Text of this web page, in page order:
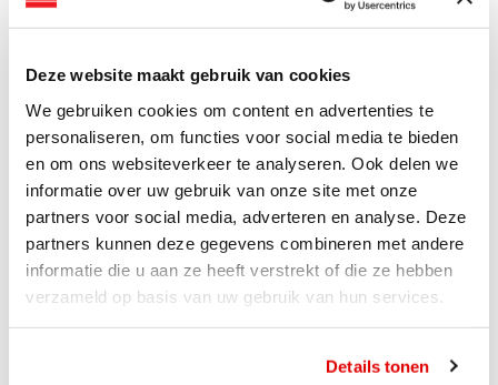
Deze website maakt gebruik van cookies
We gebruiken cookies om content en advertenties te
personaliseren, om functies voor social media te bieden
en om ons websiteverkeer te analyseren. Ook delen we
informatie over uw gebruik van onze site met onze
partners voor social media, adverteren en analyse. Deze
partners kunnen deze gegevens combineren met andere
informatie die u aan ze heeft verstrekt of die ze hebben
verzameld op basis van uw gebruik van hun services.
Details tonen
Lees verder